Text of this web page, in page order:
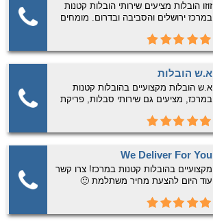
זוזו הובלות מציעים שירותי הובלות קטנות
במרכז ירושלים והסביבה ובדרום. מומחים
היום להצעות מחיר ללא תחרות!
א.ש הובלות
א.ש הובלות מקצועיים בהובלות קטנות
במרכז, מציעים גם שירותי סבלות, פריקת
דירות! איתנו תקבלו שירות על הצד הטוב
ביותר 🙂 צרו קשר עוד היום!
We Deliver For You
מקצועיים בהובלות קטנות במרכז! צרו קשר
עוד היום להצעת מחיר משתלמת 🙂